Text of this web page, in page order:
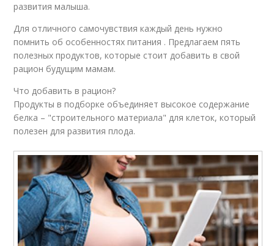
развития малыша.
Для отличного самочувствия каждый день нужно
помнить об особенностях питания . Предлагаем пять
полезных продуктов, которые стоит добавить в свой
рацион будущим мамам.
Что добавить в рацион?
Продукты в подборке объединяет высокое содержание
белка – "строительного материала" для клеток, который
полезен для развития плода.